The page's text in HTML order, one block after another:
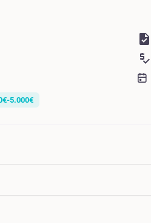
task
price_check
5.000€